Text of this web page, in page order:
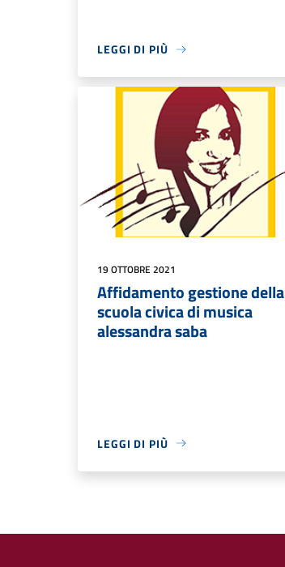
LEGGI DI PIÙ
19 OTTOBRE 2021
Affidamento gestione della
scuola civica di musica
alessandra saba
LEGGI DI PIÙ